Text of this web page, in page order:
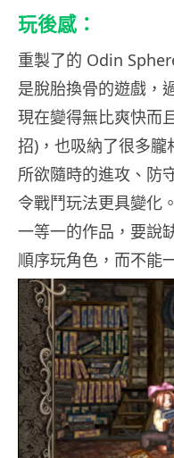
玩後感：
重製了的 Odin
是脫胎換骨的遊戲，
現在變得無比爽快而
招)，也吸納了很多
所欲隨時的進攻、防
令戰鬥玩法更具變化
一等一的作品，要說
順序玩角色，而不能